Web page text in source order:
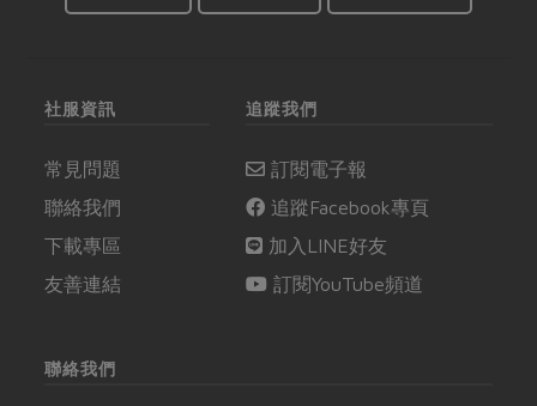
社服資訊
常見問題
聯絡我們
下載專區
友善連結
追蹤我們
訂閱電子報
追蹤Facebook專頁
加入LINE好友
訂閱YouTube頻道
聯絡我們